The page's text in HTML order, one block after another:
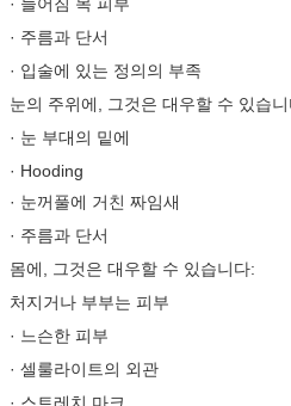
· 주름과 단서
· 입술에 있는 정의의 부족
눈의 주위에, 그것은 대우할 수 있습니
· 눈 부대의 밑에
· Hooding
· 눈꺼풀에 거친 짜임새
· 주름과 단서
몸에, 그것은 대우할 수 있습니다:
처지거나 부부는 피부
· 느슨한 피부
· 셀룰라이트의 외관